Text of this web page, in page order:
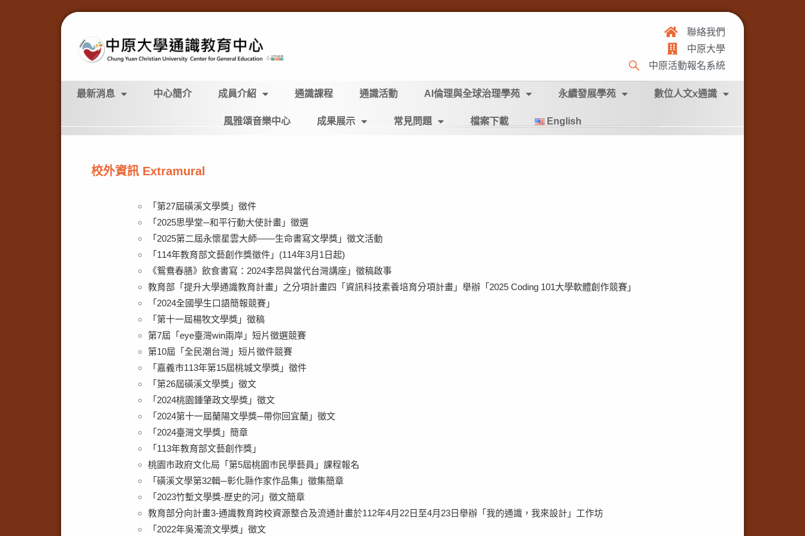
聯絡我們
中原大學
中原活動報名系統
最新消息 中心簡介 成員介紹 通識課程 通識活動 AI倫理與全球治理學苑 永續發展學苑 數位人文x通識
風雅頌音樂中心 成果展示 常見問題 檔案下載 English
校外資訊 Extramural
「第27屆磺溪文學獎」徵件
「2025思學堂─和平行動大使計畫」徵選
「2025第二屆永懷星雲大師——生命書寫文學獎」徵文活動
「114年教育部文藝創作獎徵件」(114年3月1日起)
《鴛鴦春膳》飲食書寫：2024李昂與當代台灣講座」徵稿啟事
教育部「提升大學通識教育計畫」之分項計畫四「資訊科技素養培育分項計畫」舉辦「2025 Coding 101大學軟體創作競賽」
「2024全國學生口語簡報競賽」
「第十一屆楊牧文學獎」徵稿
第7屆「eye臺灣win兩岸」短片徵選競賽
第10屆「全民潮台灣」短片徵件競賽
「嘉義市113年第15屆桃城文學獎」徵件
「第26屆磺溪文學獎」徵文
「2024桃園鍾肇政文學獎」徵文
「2024第十一屆蘭陽文學獎─帶你回宜蘭」徵文
「2024臺灣文學獎」簡章
「113年教育部文藝創作獎」
桃園市政府文化局「第5屆桃園市民學藝員」課程報名
「磺溪文學第32輯─彰化縣作家作品集」徵集簡章
「2023竹塹文學獎-歷史的河」徵文簡章
教育部分向計畫3-通識教育跨校資源整合及流通計畫於112年4月22日至4月23日舉辦「我的通識，我來設計」工作坊
「2022年吳濁流文學獎」徵文